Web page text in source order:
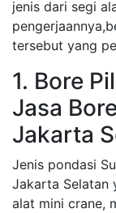
jenis dari segi
tersebut yang
1. Bore
Jasa
Jakarta
Jenis pondasi
Jakarta Selatan
alat mini crane,